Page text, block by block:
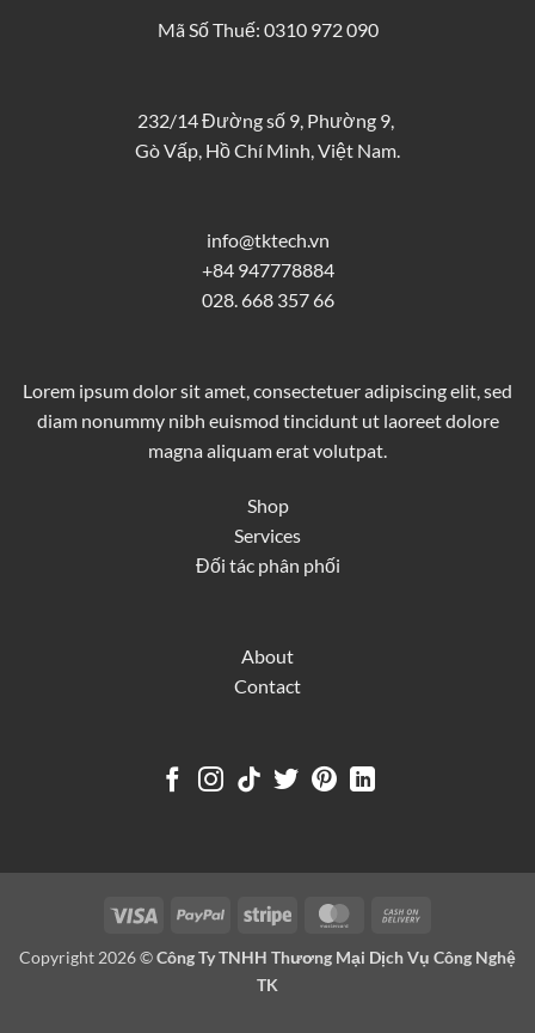
Mã Số Thuế: 0310 972 090
232/14 Đường số 9, Phường 9,
Gò Vấp, Hồ Chí Minh, Việt Nam.
info@tktech.vn
+84 947778884
028. 668 357 66
Lorem ipsum dolor sit amet, consectetuer adipiscing elit, sed
diam nonummy nibh euismod tincidunt ut laoreet dolore
magna aliquam erat volutpat.
Shop
Services
Đối tác phân phối
About
Contact
Visa PayPal Stripe MasterCard
Delivery
Copyright 2026 ©Công Ty TNHH Thương Mại Dịch Vụ Công Nghệ
TK